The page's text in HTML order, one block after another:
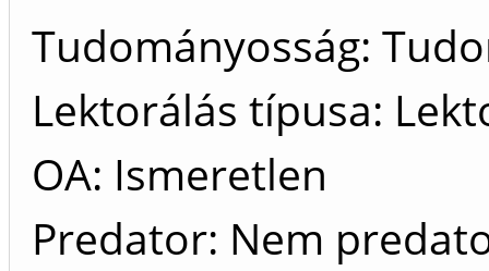
Tudományosság:
Lektorálás típusa:
OA: Ismeretlen
Predator: Nem